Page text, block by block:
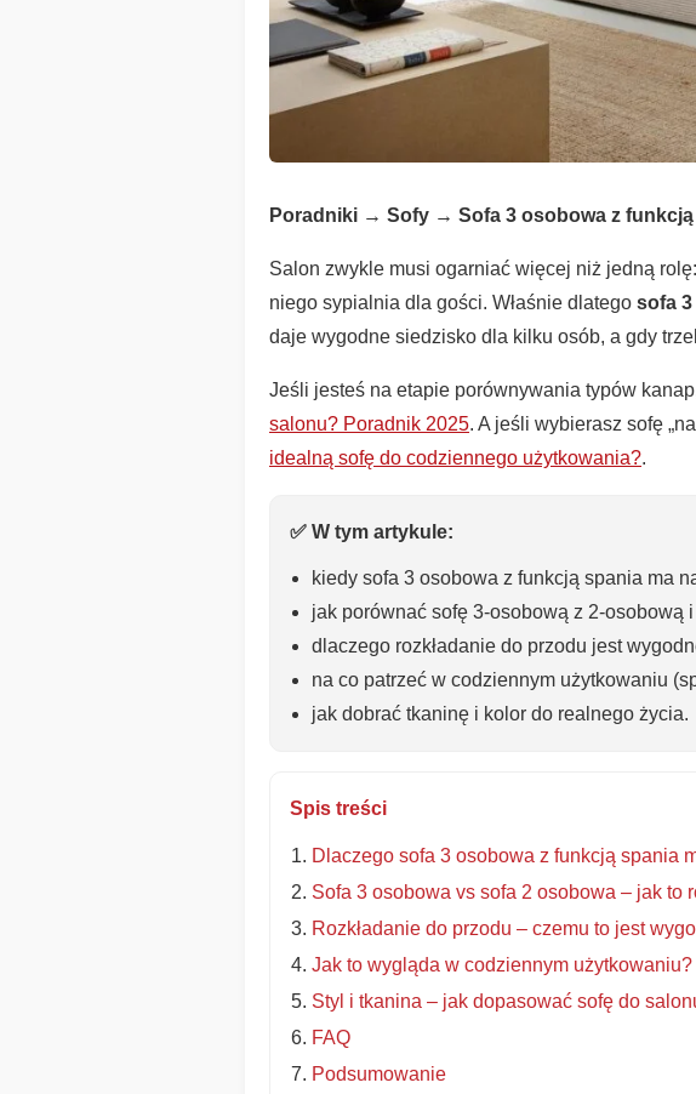
Poradniki → Sofy → Sofa 3 osobowa z
Salon zwykle musi ogarniać więcej niż jedną
niego sypialnia dla gości. Właśnie dlatego sofa
daje wygodne siedzisko dla kilku osób, a gdy
Jeśli jesteś na etapie porównywania typów
salonu? Poradnik 2025. A jeśli wybierasz sofę
idealną sofę do codziennego użytkowania?.
✅ W tym artykule:
kiedy sofa 3 osobowa z funkcją spania ma
jak porównać sofę 3-osobową z 2-osobową i
dlaczego rozkładanie do przodu jest
na co patrzeć w codziennym użytkowaniu
jak dobrać tkaninę i kolor do realnego życia.
Spis treści
Dlaczego sofa 3 osobowa z funkcją spania
Sofa 3 osobowa vs sofa 2 osobowa – jak to
Rozkładanie do przodu – czemu to jest
Jak to wygląda w codziennym użytkowaniu?
Styl i tkanina – jak dopasować sofę do
FAQ
Podsumowanie